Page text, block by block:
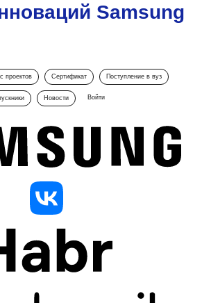
Samsung
проектов Сертификат Поступление в вуз
Новости Войти